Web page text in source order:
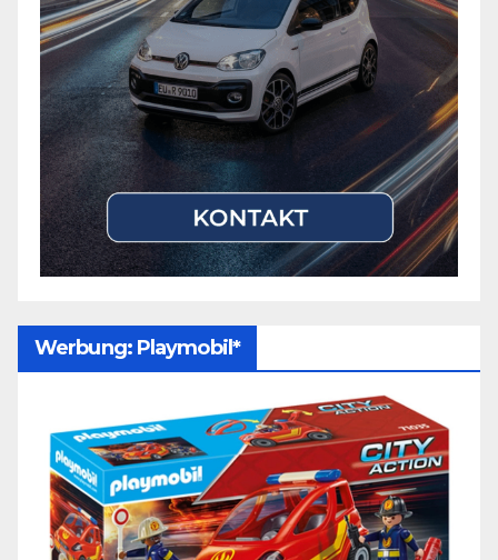
Werbung: Playmobil*